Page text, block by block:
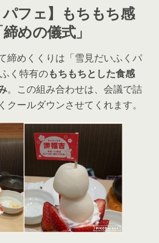
パフェ】もちもち感
めの儀式」
締めくくりは「雪見だいふくパ
く特有のもちもちとした食感
。この組み合わせは、会議で詰
ールダウンさせてくれます。